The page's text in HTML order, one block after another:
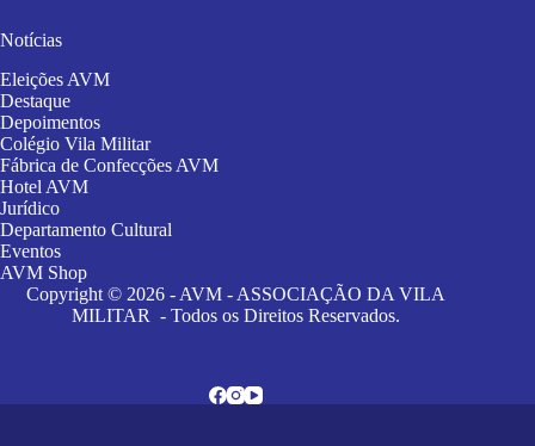
Notícias
Eleições AVM
Destaque
Depoimentos
Colégio Vila Militar
Fábrica de Confecções AVM
Hotel AVM
Jurídico
Departamento Cultural
Eventos
AVM Shop
Copyright © 2026 - AVM - ASSOCIAÇÃO DA VILA
MILITAR - Todos os Direitos Reservados.